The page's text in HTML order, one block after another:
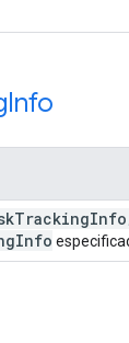
Info
TrackingInfo
Info